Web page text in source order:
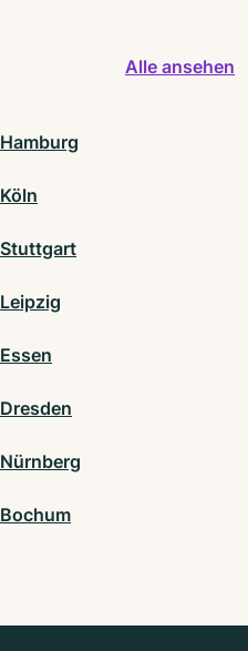
Alle ansehen
Hamburg
Köln
Stuttgart
Leipzig
Essen
Dresden
Nürnberg
Bochum